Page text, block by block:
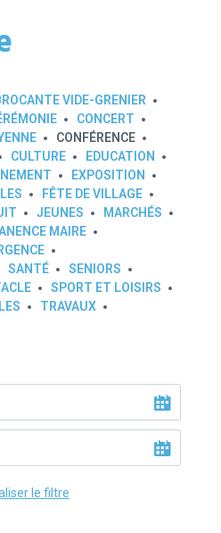
VIDE-GRENIER
CONCERT
CONFÉRENCE
CULTURE
EDUCATION
EXPOSITION
FÊTE DE VILLAGE
JEUNES
MARCHÉS
MAIRE
SANTÉ
SENIORS
SPORT ET LOISIRS
TRAVAUX
le filtre